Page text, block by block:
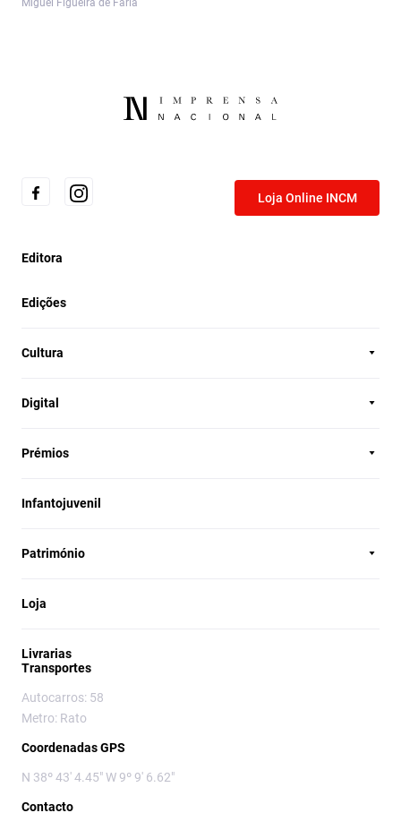
Miguel Figueira de Faria
Loja Online INCM
Editora
Edições
Cultura
Digital
Prémios
Infantojuvenil
Património
Loja
Livrarias
Transportes
Autocarros: 58
Metro: Rato
Coordenadas GPS
N 38º 43' 4.45" W 9º 9' 6.62"
Contacto